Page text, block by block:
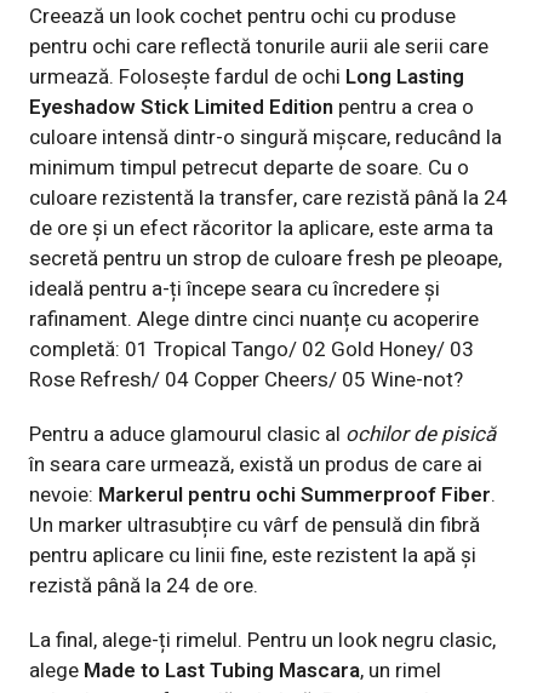
Creează un look cochet pentru ochi cu produse
pentru ochi care reflectă tonurile aurii ale serii care
urmează. Folosește fardul de ochi Long Lasting
Eyeshadow Stick Limited Edition pentru a crea o
culoare intensă dintr-o singură mișcare, reducând la
minimum timpul petrecut departe de soare. Cu o
culoare rezistentă la transfer, care rezistă până la 24
de ore și un efect răcoritor la aplicare, este arma ta
secretă pentru un strop de culoare fresh pe pleoape,
ideală pentru a-ți începe seara cu încredere și
rafinament. Alege dintre cinci nuanțe cu acoperire
completă: 01 Tropical Tango/ 02 Gold Honey/ 03
Rose Refresh/ 04 Copper Cheers/ 05 Wine-not?
Pentru a aduce glamourul clasic al ochilor de pisică
în seara care urmează, există un produs de care ai
nevoie: Markerul pentru ochiSummerproof Fiber.
Un marker ultrasubțire cu vârf de pensulă din fibră
pentru aplicare cu linii fine, este rezistent la apă și
rezistă până la 24 de ore.
La final, alege-ți rimelul. Pentru un look negru clasic,
alege Made to Last Tubing Mascara, un rimel